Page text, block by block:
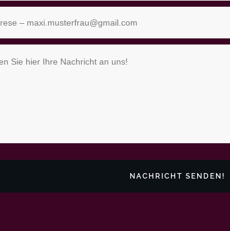
NACHRICHT SENDEN!